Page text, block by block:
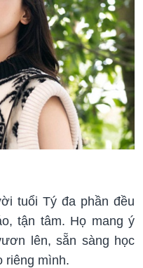
tuổi Tý đa phần đều
tận tâm. Họ mang ý
lên, sẵn sàng học
riêng mình.